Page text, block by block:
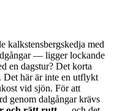
med
— ligger lockande
en dagstur? Det korta
Det här är inte en utflykt
vid sjön. För att
genom dalgångar krävs